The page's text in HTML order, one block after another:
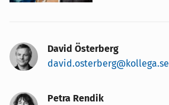
David Österberg
david.osterberg@kollega.se
Petra Rendik